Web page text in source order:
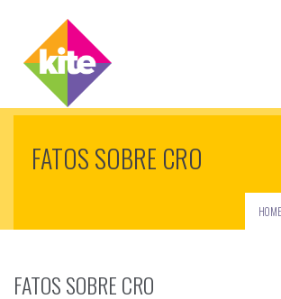
FATOS SOBRE CRO
HOME
FATOS SOBRE CRO